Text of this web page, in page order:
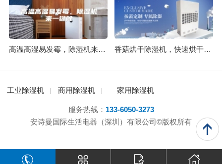
高温高湿易发霉，除湿机来一键除 香菇烘干除湿机，快速烘干品质好
工业除湿机 商用除湿机 家用除湿机
服务热线： 133-6050-3273
安诗曼国际生活电器（深圳）有限公司©版权所有